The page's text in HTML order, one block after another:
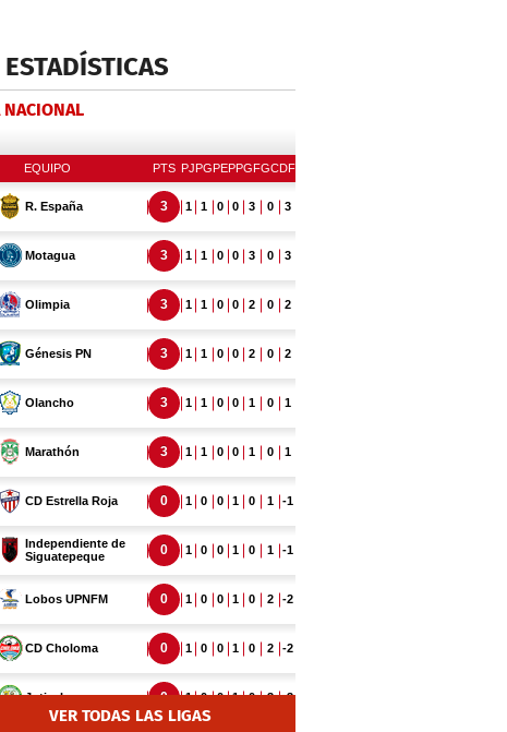
ESTADÍSTICAS
NACIONAL
VER TODAS LAS LIGAS